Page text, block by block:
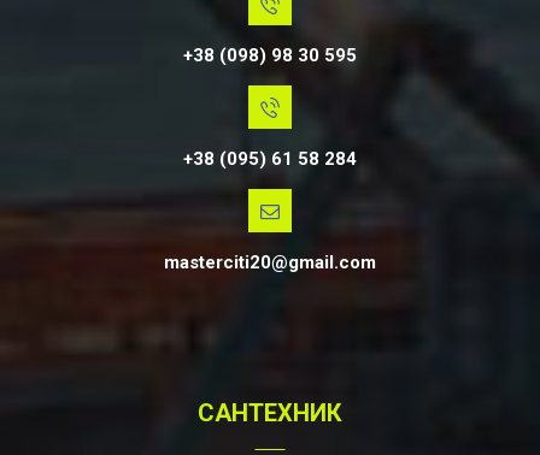
+38 (098) 98 30 595
+38 (095) 61 58 284
masterciti20@gmail.com
САНТЕХНИК